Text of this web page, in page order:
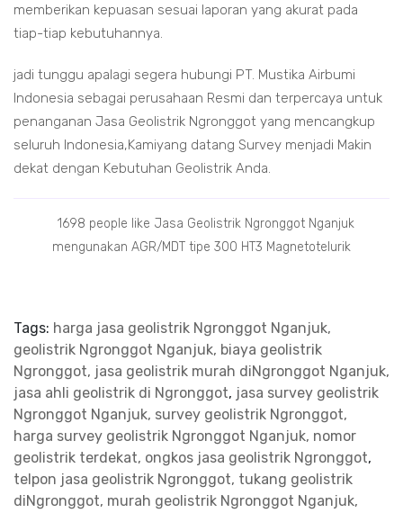
memberikan kepuasan sesuai laporan yang akurat pada
tiap-tiap kebutuhannya.
jadi tunggu apalagi segera hubungi PT. Mustika Airbumi
Indonesia sebagai perusahaan Resmi dan terpercaya untuk
penanganan Jasa Geolistrik Ngronggot yang mencangkup
seluruh Indonesia,Kamiyang datang Survey menjadi Makin
dekat dengan Kebutuhan Geolistrik Anda.
1698 people like Jasa Geolistrik Ngronggot Nganjuk
mengunakan AGR/MDT tipe 300 HT3 Magnetotelurik
Tags: harga jasa geolistrik Ngronggot Nganjuk,
geolistrik Ngronggot Nganjuk, biaya geolistrik
Ngronggot, jasa geolistrik murah diNgronggot Nganjuk,
jasa ahli geolistrik di Ngronggot, jasa survey geolistrik
Ngronggot Nganjuk, survey geolistrik Ngronggot,
harga survey geolistrik Ngronggot Nganjuk, nomor
geolistrik terdekat, ongkos jasa geolistrik Ngronggot,
telpon jasa geolistrik Ngronggot, tukang geolistrik
diNgronggot, murah geolistrik Ngronggot Nganjuk,